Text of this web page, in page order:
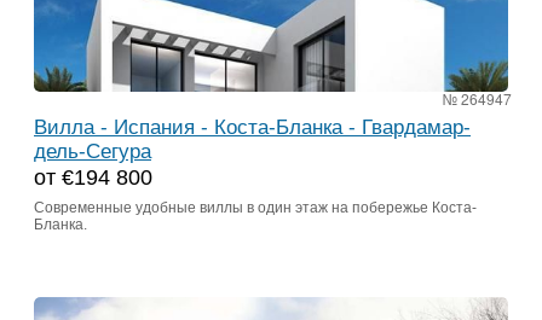
№ 264947
Вилла - Испания - Коста-Бланка - Гвардамар-
дель-Сегура
от €194 800
Современные удобные виллы в один этаж на побережье Коста-
Бланка.